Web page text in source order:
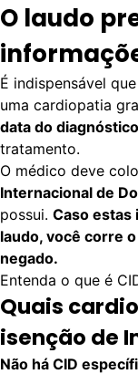
O laudo
É indispensável
uma cardiopatia
data do diagnóstico
tratamento.
O médico deve
Internacional de
possui. Caso estas
laudo, você corre
negado.
Entenda o que é
Quais
isenção de
Não há CID